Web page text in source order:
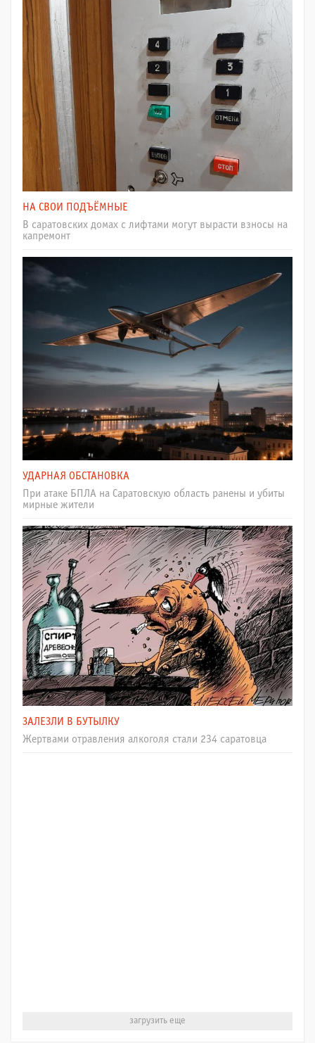
НА СВОИ ПОДЪЁМНЫЕ
В саратовских домах с лифтами могут вырасти взносы на
капремонт
УДАРНАЯ ОБСТАНОВКА
При атаке БПЛА на Саратовскую область ранены и убиты
мирные жители
ЗАЛЕЗЛИ В БУТЫЛКУ
Жертвами отравления алкоголя стали 234 саратовца
загрузить еще